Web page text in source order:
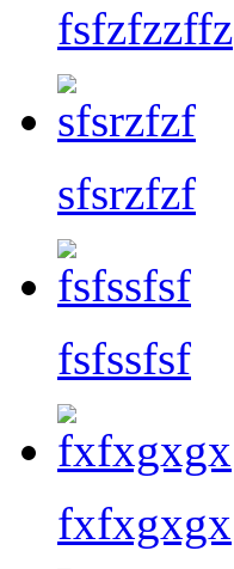
fsfzfzzffz
sfsrzfzf
fsfssfsf
fxfxgxgx